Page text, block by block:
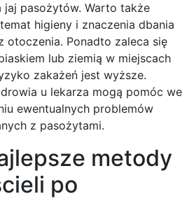
jaj pasożytów. Warto także
higieny i znaczenia dbania
otoczenia. Ponadto zaleca się
lub ziemią w miejscach
zakażeń jest wyższe.
u lekarza mogą pomóc we
ewentualnych problemów
z pasożytami.
metody
po